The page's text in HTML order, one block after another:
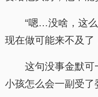
“嗯…没啥，这
现在做可能来不及了
这句没事金默可
小孩怎么会一副受了